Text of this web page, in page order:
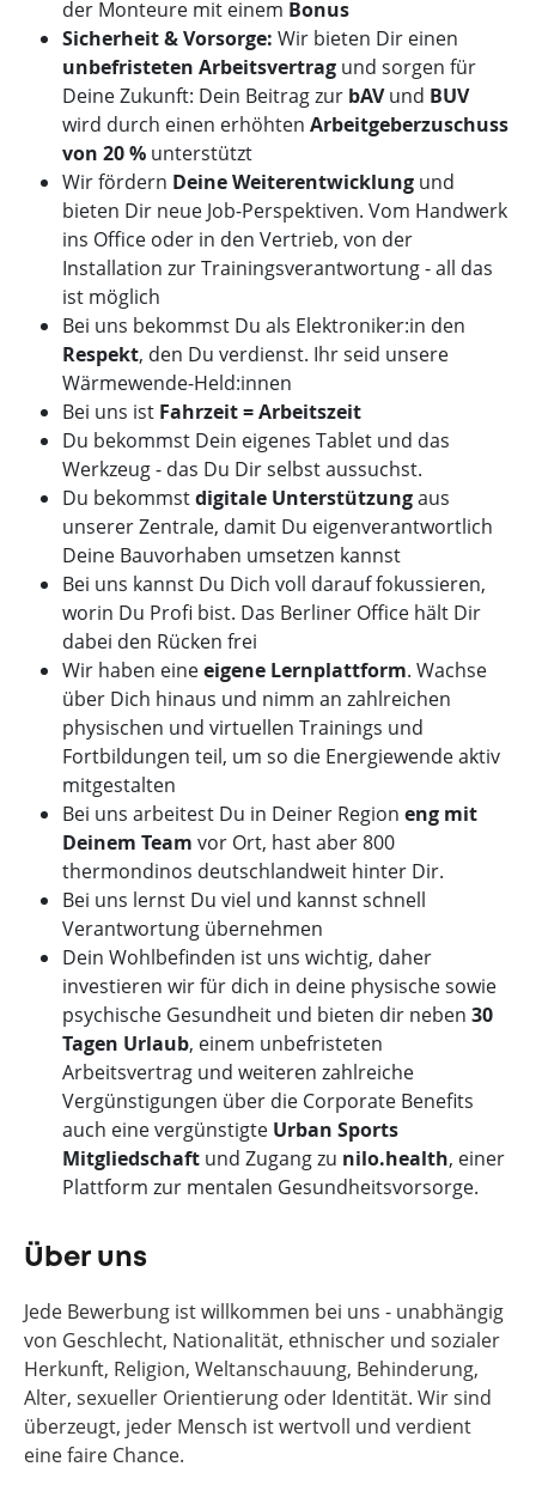
der Monteure mit einem Bonus
Sicherheit & Vorsorge: Wir bieten Dir einen
unbefristeten Arbeitsvertrag und sorgen für
Deine Zukunft: Dein Beitrag zur bAVund BUV
wird durch einen erhöhten Arbeitgeberzuschuss
von 20 % unterstützt
Wir fördern Deine Weiterentwicklung und
bieten Dir neue Job-Perspektiven. Vom Handwerk
ins Office oder in den Vertrieb, von der
Installation zur Trainingsverantwortung - all das
ist möglich
Bei uns bekommst Du als Elektroniker:in den
Respekt, den Du verdienst. Ihr seid unsere
Wärmewende-Held:innen
Bei uns ist Fahrzeit = Arbeitszeit
Du bekommst Dein eigenes Tablet und das
Werkzeug - das Du Dir selbst aussuchst.
Du bekommstdigitale Unterstützungaus
unserer Zentrale, damit Du eigenverantwortlich
Deine Bauvorhaben umsetzen kannst
Bei uns kannst Du Dich voll darauf fokussieren,
worin Du Profi bist. Das Berliner Office hält Dir
dabei den Rücken frei
Wir haben eineeigene Lernplattform. Wachse
über Dich hinaus und nimm an zahlreichen
physischen und virtuellen Trainings und
Fortbildungen teil, um so die Energiewende aktiv
mitgestalten
Bei uns arbeitest Du in Deiner Region eng mit
Deinem Team vor Ort, hast aber 800
thermondinos deutschlandweit hinter Dir.
Bei uns lernst Du viel und kannst schnell
Verantwortung übernehmen
Dein Wohlbefinden ist uns wichtig, daher
investieren wir für dich in deine physische sowie
psychische Gesundheit und bieten dir neben 30
Tagen Urlaub, einem unbefristeten
Arbeitsvertrag und weiteren zahlreiche
Vergünstigungen über die Corporate Benefits
auch eine vergünstigte Urban Sports
Mitgliedschaft und Zugang zu nilo.health, einer
Plattform zur mentalen Gesundheitsvorsorge.
Über uns
Jede Bewerbung ist willkommen bei uns - unabhängig
von Geschlecht, Nationalität, ethnischer und sozialer
Herkunft, Religion, Weltanschauung, Behinderung,
Alter, sexueller Orientierung oder Identität. Wir sind
überzeugt, jeder Mensch ist wertvoll und verdient
eine faire Chance.